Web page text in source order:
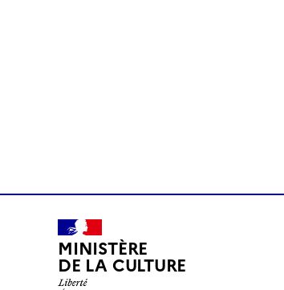
MINISTÈRE
DE LA CULTURE